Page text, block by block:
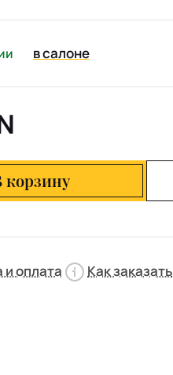
в салоне
корзину
и оплата Как заказать